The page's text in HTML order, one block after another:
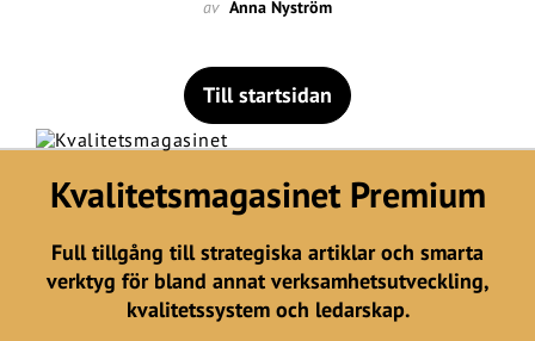
av Anna Nyström
Till startsidan
Kvalitetsmagasinet Premium
Full tillgång till strategiska artiklar och smarta
verktyg för bland annat verksamhetsutveckling,
kvalitetssystem och ledarskap.